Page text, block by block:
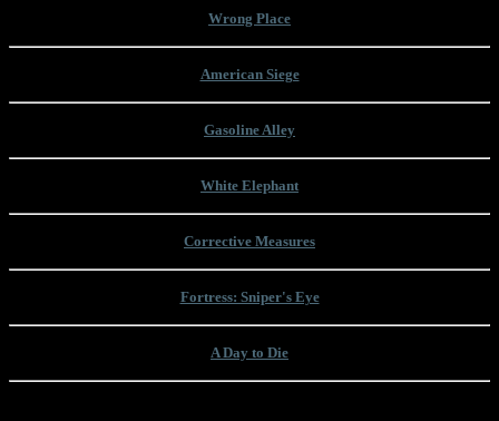
Wrong Place
American Siege
Gasoline Alley
White Elephant
Corrective Measures
Fortress: Sniper's Eye
A Day to Die